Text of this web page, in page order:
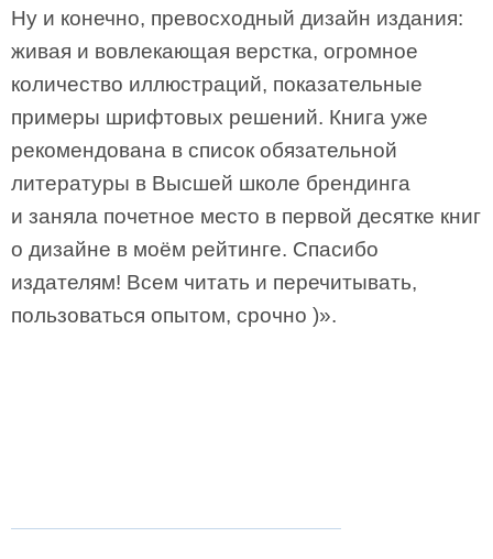
Ну и конечно, превосходный дизайн издания:
живая и вовлекающая верстка, огромное
количество иллюстраций, показательные
примеры шрифтовых решений. Книга уже
рекомендована в список обязательной
литературы в Высшей школе брендинга
и заняла почетное место в первой десятке книг
о дизайне в моём рейтинге. Спасибо
издателям! Всем читать и перечитывать,
пользоваться опытом, срочно )».